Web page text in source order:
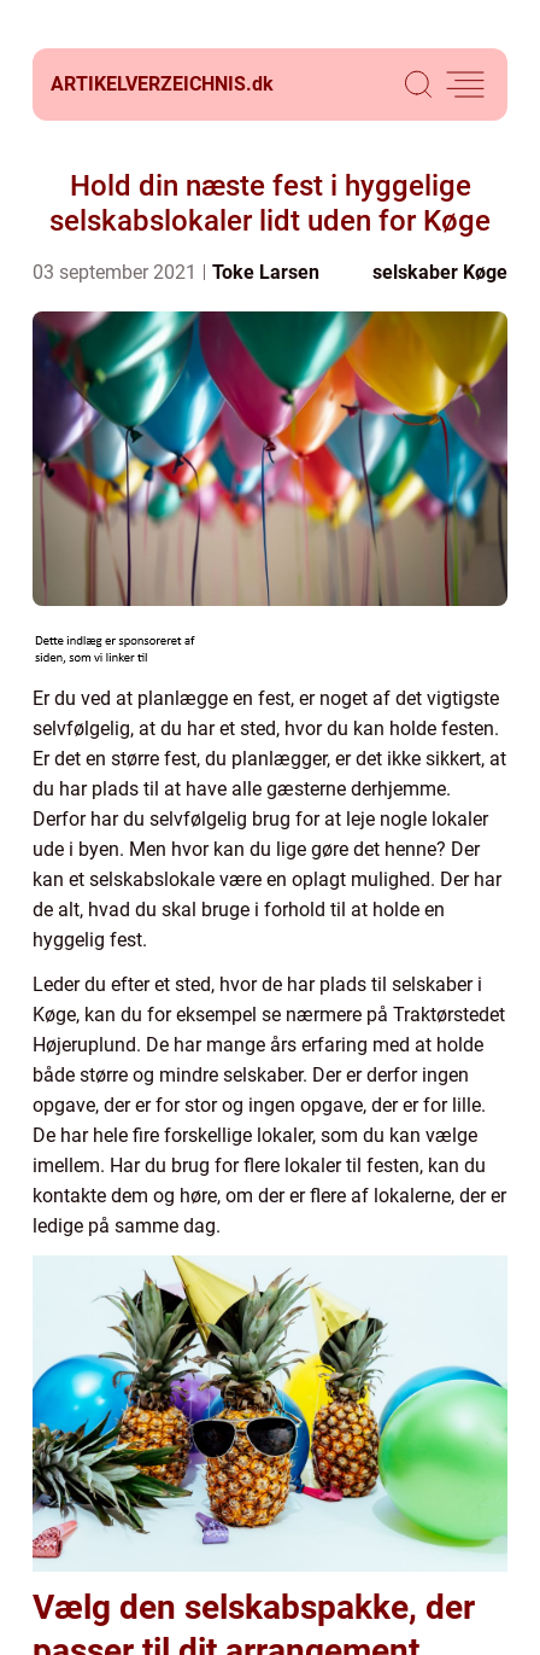
ARTIKELVERZEICHNIS.dk
Hold din næste fest i hyggelige
selskabslokaler lidt uden for Køge
03 september 2021 Toke Larsen selskaber Køge
Er du ved at planlægge en fest, er noget af det vigtigste
selvfølgelig, at du har et sted, hvor du kan holde festen.
Er det en større fest, du planlægger, er det ikke sikkert, at
du har plads til at have alle gæsterne derhjemme.
Derfor har du selvfølgelig brug for at leje nogle lokaler
ude i byen. Men hvor kan du lige gøre det henne? Der
kan et selskabslokale være en oplagt mulighed. Der har
de alt, hvad du skal bruge i forhold til at holde en
hyggelig fest.
Leder du efter et sted, hvor de har plads til selskaber i
Køge, kan du for eksempel se nærmere på Traktørstedet
Højeruplund. De har mange års erfaring med at holde
både større og mindre selskaber. Der er derfor ingen
opgave, der er for stor og ingen opgave, der er for lille.
De har hele fire forskellige lokaler, som du kan vælge
imellem. Har du brug for flere lokaler til festen, kan du
kontakte dem og høre, om der er flere af lokalerne, der er
ledige på samme dag.
Vælg den selskabspakke, der